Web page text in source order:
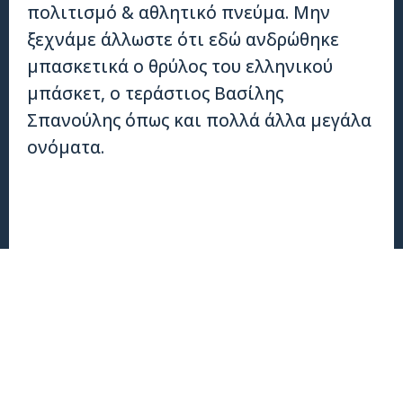
πολιτισμό & αθλητικό πνεύμα. Μην
ξεχνάμε άλλωστε ότι εδώ ανδρώθηκε
μπασκετικά ο θρύλος του ελληνικού
μπάσκετ, ο τεράστιος Βασίλης
Σπανούλης όπως και πολλά άλλα μεγάλα
ονόματα.